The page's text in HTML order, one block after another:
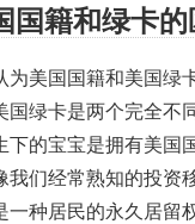
国籍和绿卡的
为美国国籍和美国绿
国绿卡是两个完全不
下的宝宝是拥有美国
我们经常熟知的投资
一种居民的永久居留